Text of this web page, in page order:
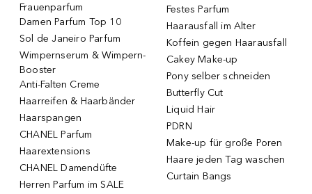
Frauenparfum
Damen Parfum Top 10
Sol de Janeiro Parfum
Wimpernserum & Wimpern-
Booster
Anti-Falten Creme
Haarreifen & Haarbänder
Haarspangen
CHANEL Parfum
Haarextensions
CHANEL Damendüfte
Herren Parfum im SALE
Festes Parfum
Haarausfall im Alter
Koffein gegen Haarausfall
Cakey Make-up
Pony selber schneiden
Butterfly Cut
Liquid Hair
PDRN
Make-up für große Poren
Haare jeden Tag waschen
Curtain Bangs